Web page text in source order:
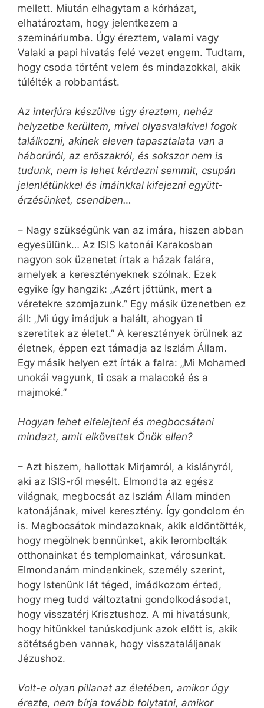
mellett. Mi­után elhagytam a kórházat,
elhatároztam, hogy jelentkezem a
szemináriumba. Úgy éreztem, valami vagy
Valaki a papi hivatás felé vezet engem. Tudtam,
hogy csoda történt velem és mindazokkal, akik
túlélték a robbantást.
Az interjúra készülve úgy éreztem, nehéz
helyzetbe kerültem, mivel olyasvalakivel fogok
találkozni, akinek eleven tapasztalata van a
háborúról, az erőszakról, és sokszor nem is
tudunk, nem is lehet kérdezni semmit, csupán
jelen­létünkkel és imáinkkal kifejezni együtt­
érzésünket, csendben…
– Nagy szükségünk van az imára, hiszen abban
egyesülünk… Az ISIS katonái Karakosban
nagyon sok üzenetet írtak a házak falára,
amelyek a keresztényeknek szólnak. Ezek
egyike így hangzik: „Azért jöttünk, mert a
véretekre szomjazunk.” Egy másik üzenetben ez
áll: „Mi úgy imádjuk a halált, ahogyan ti
szeretitek az életet.” A keresztények örülnek az
életnek, éppen ezt támadja az Iszlám Állam.
Egy másik helyen ezt írták a falra: „Mi Mohamed
unokái vagyunk, ti csak a malacoké és a
majmoké.”
Hogyan lehet elfelejteni és megbocsátani
mindazt, amit elkövettek Önök ellen?
– Azt hiszem, hallottak Mirjamról, a kislányról,
aki az ISIS-ről mesélt. Elmondta az egész
világnak, megbocsát az Iszlám Állam minden
katonájának, mivel keresztény. Így gondolom én
is. Megbocsátok mind­azoknak, akik eldöntötték,
hogy megölnek bennünket, akik lerombolták
otthonainkat és templomainkat, városunkat.
Elmondanám mindenkinek, személy szerint,
hogy Istenünk lát téged, imádkozom érted,
hogy meg tudd változtatni gondolkodásodat,
hogy visszatérj Krisztushoz. A mi hivatásunk,
hogy hitünkkel tanúskodjunk azok előtt is, akik
sötétségben vannak, hogy visszataláljanak
Jézushoz.
Volt-e olyan pillanat az életében, amikor úgy
érezte, nem bírja tovább folytatni, amikor